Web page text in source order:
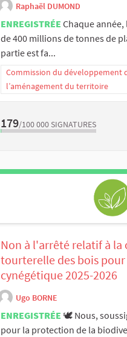
Raphaël DUMOND
ENREGISTRÉE Chaque
de 400 millions de tonnes de
partie est fa...
Commission du développement
l’aménagement du territoire
179/100 000 SIGNATURES
Non à l'arrêté relatif à la
tourterelle des bois pour
cynégétique 2025-2026
Ugo BORNE
ENREGISTRÉE 🕊️ Nous,
pour la protection de la